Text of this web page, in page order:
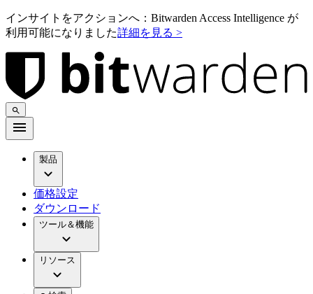
インサイトをアクションへ：Bitwarden Access Intelligence が
利用可能になりました詳細を見る >
製品
価格設定
ダウンロード
ツール＆機能
リソース